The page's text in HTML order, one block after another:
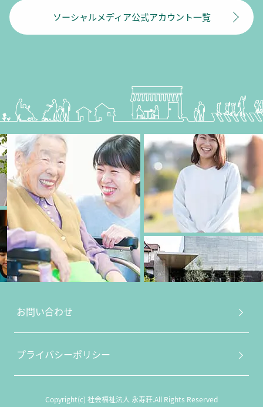
ソーシャルメディア公式アカウント一覧
お問い合わせ
プライバシーポリシー
Copyright(c) 社会福祉法人 永寿荘.All Rights Reserved